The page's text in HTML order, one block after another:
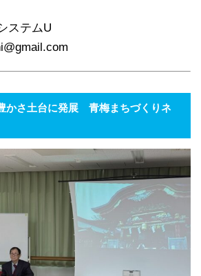
ステムU
かさ土台に発展 青梅まちづくりネ